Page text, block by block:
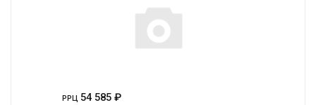
РРЦ 54 585 ₽